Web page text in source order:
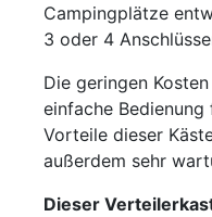
Campingplätze
3 oder 4
Die geringen
einfache
Vorteile dieser
außerdem sehr
Dieser